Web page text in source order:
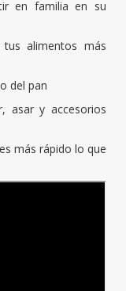
en familia en su
tus alimentos más
del pan
asar y accesorios
más rápido lo que